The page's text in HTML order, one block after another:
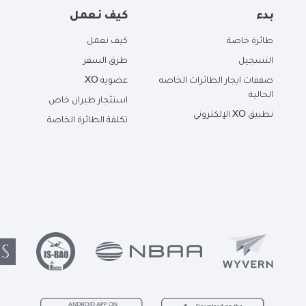
بدء
طائرة خاصة
التسجيل
صفقات ايجار الطائرات الخاصه
الحالية
تطبيق XO الإلكتروني
كيف نعمل
كيف نعمل
طرق السفر
عضوية XO
استئجار طيران خاص
تكلفة الطائرة الخاصة